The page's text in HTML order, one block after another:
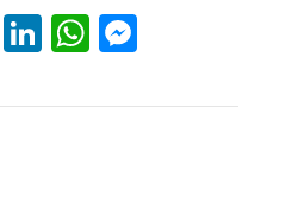
Twitter
LinkedIn
WhatsApp